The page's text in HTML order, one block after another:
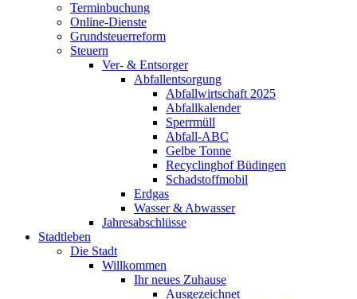
Terminbuchung
Online-Dienste
Grundsteuerreform
Steuern
Ver- & Entsorger
Abfallentsorgung
Abfallwirtschaft 2025
Abfallkalender
Sperrmüll
Abfall-ABC
Gelbe Tonne
Recyclinghof Büdingen
Schadstoffmobil
Erdgas
Wasser & Abwasser
Jahresabschlüsse
Stadtleben
Die Stadt
Willkommen
Ihr neues Zuhause
Ausgezeichnet